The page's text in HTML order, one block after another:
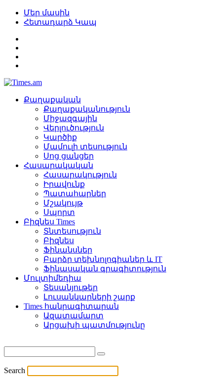
Մեր մասին
Հետադարձ Կապ
Քաղաքական
Քաղաքականություն
Միջազգային
Վերլուծություն
Կարծիք
Մամուլի տեսություն
Սոց ցանցեր
Հասարակական
Հասարակություն
Իրավունք
Պատահարներ
Մշակույթ
Սպորտ
Բիզնես Times
Տնտեսություն
Բիզնես
Ֆինանսներ
Բարձր տեխնոլոգիաներ և IT
Ֆինասական գրագիտություն
Մուլտիմեդիա
Տեսանյութեր
Լուսանկարների շարք
Times հանրագիտարան
Ազատամարտ
Արցախի պատմությունը
Search